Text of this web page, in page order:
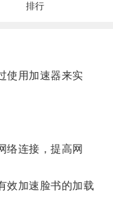
排行
用加速器来实
连接，提高网
加速脸书的加载